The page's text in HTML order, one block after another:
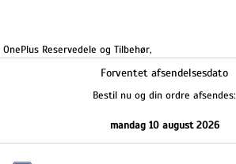
OnePlus Reservedele og Tilbehør,
Forventet afsendelsesdato
Bestil nu og din ordre afsendes:
mandag 10 august 2026